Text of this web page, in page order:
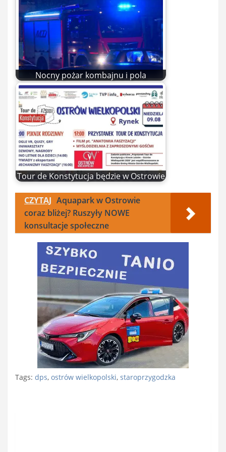
Nocny pożar kombajnu i pola
Tour de Konstytucja będzie w Ostrowie
CZYTAJ Aquapark w Ostrowie
coraz bliżej? Ruszyły NOWE
konsultacje społeczne
Tags: dps, ostrów wielkopolski, staroprzygodzka